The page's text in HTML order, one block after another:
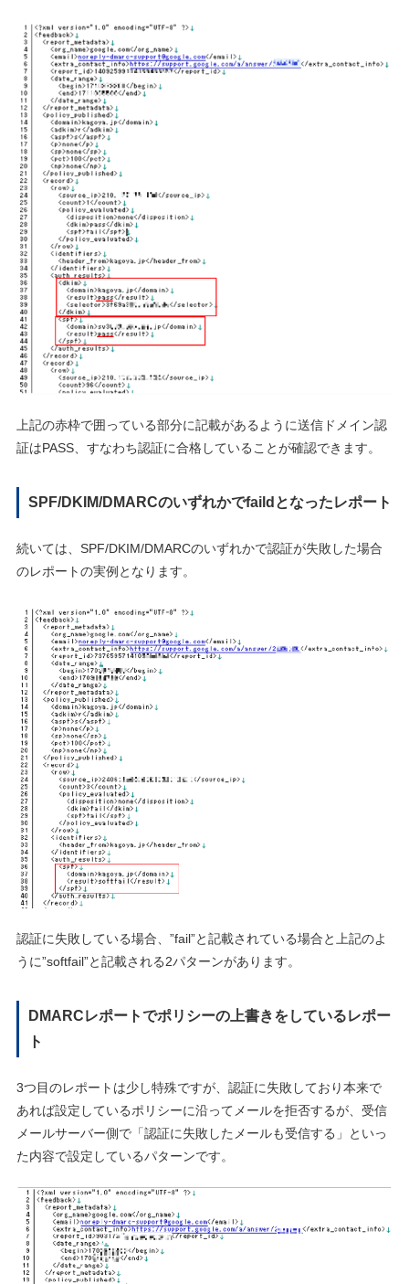
上記の赤枠で囲っている部分に記載があるように送信ドメイン認
証はPASS、すなわち認証に合格していることが確認できます。
SPF/DKIM/DMARCのいずれかでfaildとなったレポート
続いては、SPF/DKIM/DMARCのいずれかで認証が失敗した場合
のレポートの実例となります。
認証に失敗している場合、”fail”と記載されている場合と上記のよ
うに”softfail”と記載される2パターンがあります。
DMARCレポートでポリシーの上書きをしているレポー
ト
3つ目のレポートは少し特殊ですが、認証に失敗しており本来で
あれば設定しているポリシーに沿ってメールを拒否するが、受信
メールサーバー側で「認証に失敗したメールも受信する」といっ
た内容で設定しているパターンです。